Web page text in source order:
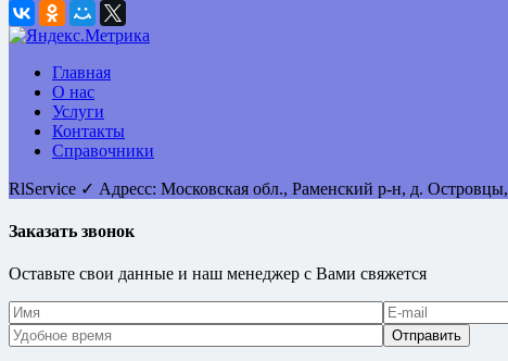
Главная
О нас
Услуги
Контакты
Справочники
RlService ✓ Адресс: Московская обл., Раменский р-н, д. Островцы,
Заказать звонок
Оставьте свои данные и наш менеджер с Вами свяжется